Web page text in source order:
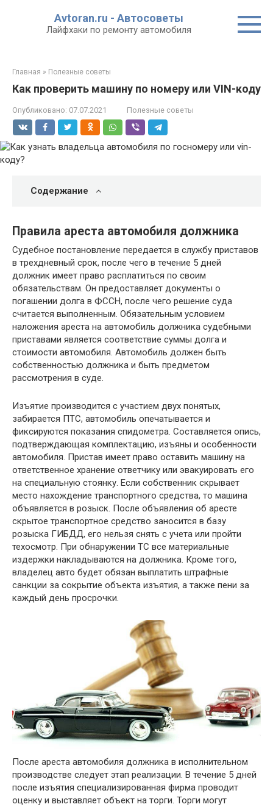
Avtoran.ru - Автосоветы
Лайфхаки по ремонту автомобиля
Главная » Полезные советы
Как проверить машину по номеру или VIN-коду
Опубликовано: 07.07.2021 Полезные советы
Содержание
Правила ареста автомобиля должника
Судебное постановление передается в службу приставов
в трехдневный срок, после чего в течение 5 дней
должник имеет право расплатиться по своим
обязательствам. Он предоставляет документы о
погашении долга в ФССН, после чего решение суда
считается выполненным. Обязательным условием
наложения ареста на автомобиль должника судебными
приставами является соответствие суммы долга и
стоимости автомобиля. Автомобиль должен быть
собственностью должника и быть предметом
рассмотрения в суде.
Изъятие производится с участием двух понятых,
забирается ПТС, автомобиль опечатывается и
фиксируются показания спидометра. Составляется опись,
подтверждающая комплектацию, изъяны и особенности
автомобиля. Пристав имеет право оставить машину на
ответственное хранение ответчику или эвакуировать его
на специальную стоянку. Если собственник скрывает
место нахождение транспортного средства, то машина
объявляется в розыск. После объявления об аресте
скрытое транспортное средство заносится в базу
розыска ГИБДД, его нельзя снять с учета или пройти
техосмотр. При обнаружении ТС все материальные
издержки накладываются на должника. Кроме того,
владелец авто будет обязан выплатить штрафные
санкции за сокрытие объекта изъятия, а также пени за
каждый день просрочки.
После ареста автомобиля должника в исполнительном
производстве следует этап реализации. В течение 5 дней
после изъятия специализированная фирма проводит
оценку и выставляет объект на торги. Торги могут